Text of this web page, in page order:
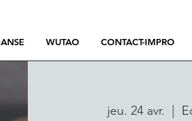
WUTAO CONTACT-IMPRO
jeu. 24 avr.